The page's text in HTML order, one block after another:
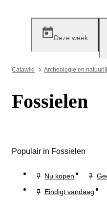
Deze week
Catawiki Archeologie en
Fossielen
Populair in Fossielen
Nu kopen
Eindigt vandaag